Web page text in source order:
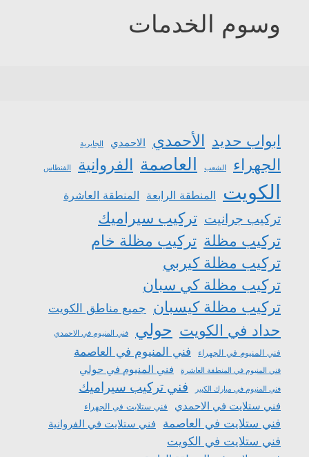
وسوم الخدمات
ابواب حديد الأحمدي الاحمدي الجابرية
الجهراء الشعب العاصمة الفروانية الفنطاس
الكويت المنطقة الرابعة المنطقة العاشرة
تركيب جرانيت تركيب سيراميك
تركيب مظلة تركيب مظلة خام
تركيب مظلة كيربي
تركيب مظلة كي سبان
تركيب مظلة كيسبان جميع مناطق الكويت
حداد في الكويت حولي فني المنيوم في الاحمدي
فني المنيوم في الجهراء فني المنيوم في العاصمة
فني المنيوم في المنطقة العاشرة فني المنيوم في حولي
فني المنيوم في مبارك الكبير فني تركيب سيراميك
فني ستلايت في الاحمدي فني ستلايت في الجهراء
فني ستلايت في العاصمة فني ستلايت في الفروانية
فني ستلايت في الكويت